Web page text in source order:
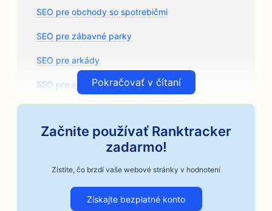
SEO pre obchody so spotrebičmi
SEO pre zábavné parky
SEO pre arkády
SEO pre architektonické firmy
SEO pre predajne autodielov
SEO pre podniky v automobilovom priemysle
Pokračovať v čítaní
Začnite používať Ranktracker
zadarmo!
Zistite, čo brzdí vaše webové stránky v hodnotení
Získajte bezplatné konto